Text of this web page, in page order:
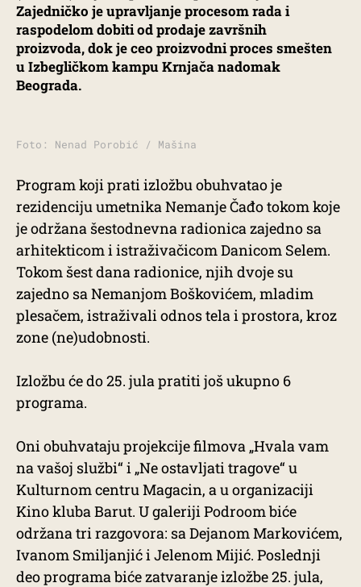
Zajedničko je upravljanje procesom rada i
raspodelom dobiti od prodaje završnih
proizvoda, dok je ceo proizvodni proces smešten
u Izbegličkom kampu Krnjača nadomak
Beograda.
Foto: Nenad Porobić / Mašina
Program koji prati izložbu obuhvatao je
rezidenciju umetnika Nemanje Čađo tokom koje
je održana šestodnevna radionica zajedno sa
arhitekticom i istraživačicom Danicom Selem.
Tokom šest dana radionice, njih dvoje su
zajedno sa Nemanjom Boškovićem, mladim
plesačem, istraživali odnos tela i prostora, kroz
zone (ne)udobnosti.
Izložbu će do 25. jula pratiti još ukupno 6
programa.
Oni obuhvataju projekcije filmova „Hvala vam
na vašoj službi“ i „Ne ostavljati tragove“ u
Kulturnom centru Magacin, a u organizaciji
Kino kluba Barut. U galeriji Podroom biće
održana tri razgovora: sa Dejanom Markovićem,
Ivanom Smiljanjić i Jelenom Mijić. Poslednji
deo programa biće zatvaranje izložbe 25. jula,